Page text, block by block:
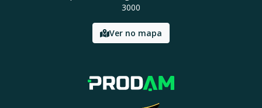
3000
Ver no mapa